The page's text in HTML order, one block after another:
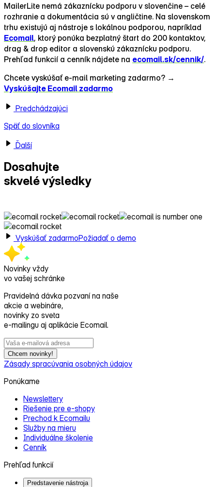
MailerLite nemá zákaznícku podporu v slovenčine – celé
rozhranie a dokumentácia sú v angličtine. Na slovenskom
trhu existujú aj nástroje s lokálnou podporou, napríklad
Ecomail, ktorý ponúka bezplatný štart do 200 kontaktov,
drag & drop editor a slovenskú zákaznícku podporu.
Prehľad funkcií a cenník nájdete na ecomail.sk/cennik/.
Chcete vyskúšať e‑mail marketing zadarmo? →
Vyskúšajte Ecomail zadarmo
Predchádzajúci
Späť do slovníka
Ďalší
Dosahujte
skvelé výsledky
Vyskúšať zadarmoPožiadať o demo
Novinky vždy
vo vašej schránke
Pravidelná dávka pozvaní na naše
akcie a webináre,
novinky zo sveta
e‑mailingu aj aplikácie Ecomail.
Chcem novinky!
Zásady spracúvania osobných údajov
Ponúkame
Newslettery
Riešenie pre e‑shopy
Prechod k Ecomailu
Služby na mieru
Individuálne školenie
Cenník
Prehľad funkcií
Predstavenie nástroja